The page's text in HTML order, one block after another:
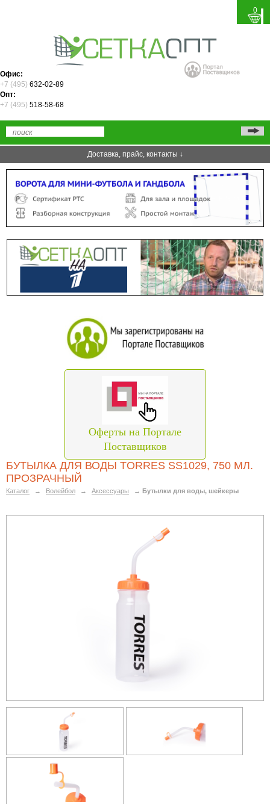
0
Офис:
+7 (495) 632-02-89
Опт:
+7 (495) 518-58-68
Доставка, прайс, контакты ↓
Оферты на Портале
Поставщиков
БУТЫЛКА ДЛЯ ВОДЫ TORRES SS1029, 750 МЛ.
ПРОЗРАЧНЫЙ
Каталог → Волейбол → Аксессуары → Бутылки для воды, шейкеры